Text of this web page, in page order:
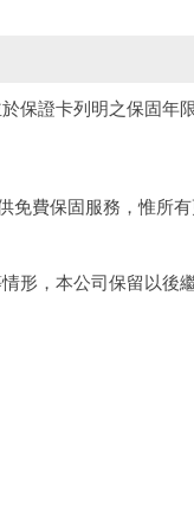
保證卡列明之保固年
費保固服務，惟所
形，本公司保留以後